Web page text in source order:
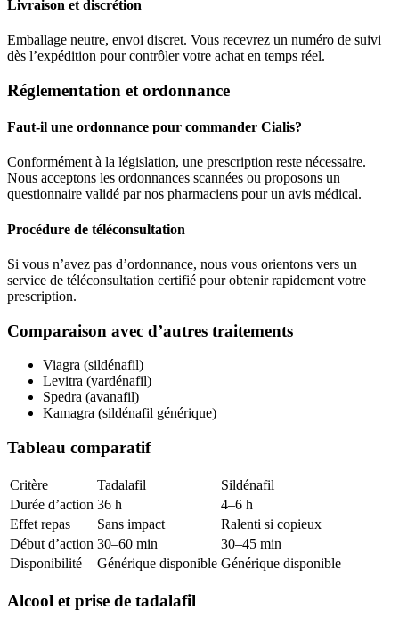
Livraison et discrétion
Emballage neutre, envoi discret. Vous recevrez un numéro de suivi
dès l’expédition pour contrôler votre achat en temps réel.
Réglementation et ordonnance
Faut-il une ordonnance pour commander Cialis?
Conformément à la législation, une prescription reste nécessaire.
Nous acceptons les ordonnances scannées ou proposons un
questionnaire validé par nos pharmaciens pour un avis médical.
Procédure de téléconsultation
Si vous n’avez pas d’ordonnance, nous vous orientons vers un
service de téléconsultation certifié pour obtenir rapidement votre
prescription.
Comparaison avec d’autres traitements
Viagra (sildénafil)
Levitra (vardénafil)
Spedra (avanafil)
Kamagra (sildénafil générique)
Tableau comparatif
Critère Tadalafil
Sildénafil
Durée d’action 36 h
4–6 h
Effet repas
Sans impact
Ralenti si copieux
Début d’action 30–60 min
30–45 min
Disponibilité
Générique disponible Générique disponible
Alcool et prise de tadalafil